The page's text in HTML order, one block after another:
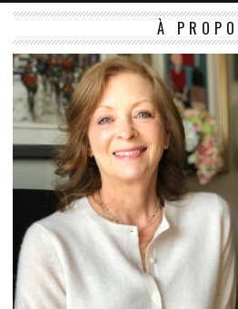
À